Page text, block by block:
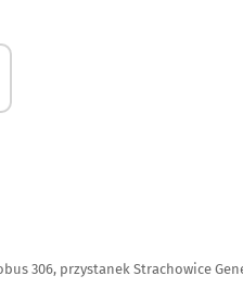
306, przystanek Strachowice